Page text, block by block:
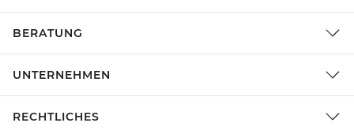
BERATUNG
UNTERNEHMEN
RECHTLICHES